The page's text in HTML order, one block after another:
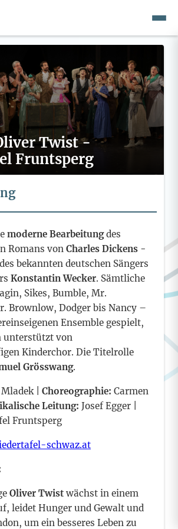
Twist -
Fruntsperg
moderne Bearbeitungdes
Romans von Charles Dickens -
bekannten deutschen Sängers
Konstantin Wecker. Sämtliche
Sikes, Bumble, Mr.
Brownlow, Dodger bis Nancy –
Ensemble gespielt,
unterstützt von
Kinderchor. Die Titelrolle
Grösswang.
| Choreographie: Carmen
Leitung: Josef Egger |
Fruntsperg
schwaz.at
Oliver Twist wächst in einem
leidet Hunger und Gewalt und
um ein besseres Leben zu